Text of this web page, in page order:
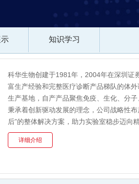
知识学习
科华生物创建于1981年，2004年在深圳证
富生产经验和完整医疗诊断产品梯队的体
生产基地，自产产品聚焦免疫、生化、分
秉承着创新驱动发展的理念，公司战略性
后”的整体解决方案，助力实验室稳步迈向
详细介绍